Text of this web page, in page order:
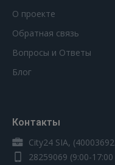
О проекте
Обратная связь
Вопросы и Ответы
Блог
Контакты
City24 SIA,
28259069 (9:00-